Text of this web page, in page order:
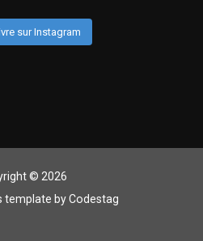
sur Instagram
© 2026
template byCodestag